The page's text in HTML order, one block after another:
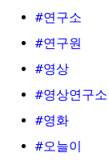
#연구소
#연구원
#영상
#영상연구소
#영화
#오늘이